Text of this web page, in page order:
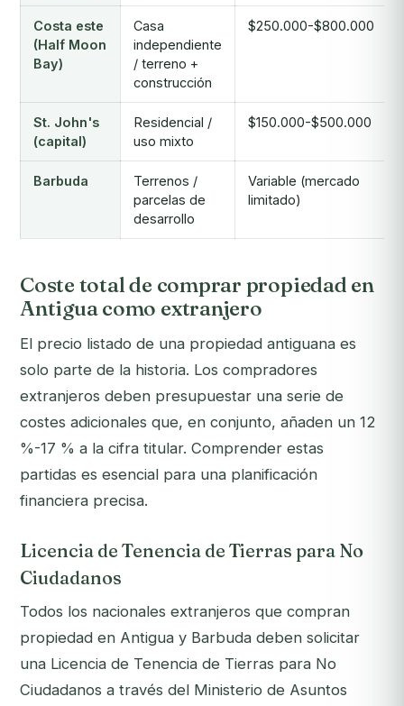
Costa este
(Half Moon
Bay)
Casa
independiente
/ terreno +
construcción
$250.000-$800.000
St. John's
(capital)
Residencial /
uso mixto
$150.000-$500.000
Barbuda
Terrenos /
parcelas de
desarrollo
Variable (mercado
limitado)
Coste total de comprar propiedad en
Antigua como extranjero
El precio listado de una propiedad antiguana es
solo parte de la historia. Los compradores
extranjeros deben presupuestar una serie de
costes adicionales que, en conjunto, añaden un 12
%-17 % a la cifra titular. Comprender estas
partidas es esencial para una planificación
financiera precisa.
Licencia de Tenencia de Tierras para No
Ciudadanos
Todos los nacionales extranjeros que compran
propiedad en Antigua y Barbuda deben solicitar
una Licencia de Tenencia de Tierras para No
Ciudadanos a través del Ministerio de Asuntos